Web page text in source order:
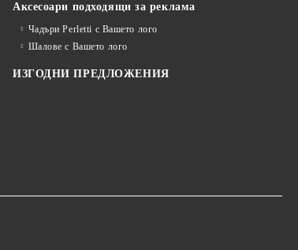
Аксесоари подходящи за реклама
Чадъри Perletti с Вашето лого
Шалове с Вашето лого
ИЗГОДНИ ПРЕДЛОЖЕНИЯ